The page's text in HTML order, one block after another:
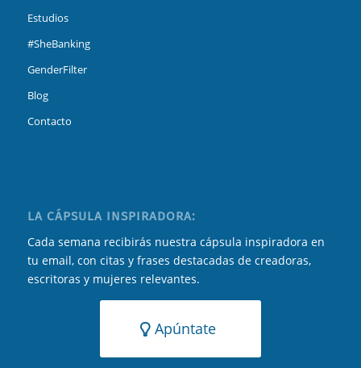
Estudios
#SheBanking
GenderFilter
Blog
Contacto
LA CÁPSULA INSPIRADORA:
Cada semana recibirás nuestra cápsula inspiradora en
tu email, con citas y frases destacadas de creadoras,
escritoras y mujeres relevantes.
Apúntate